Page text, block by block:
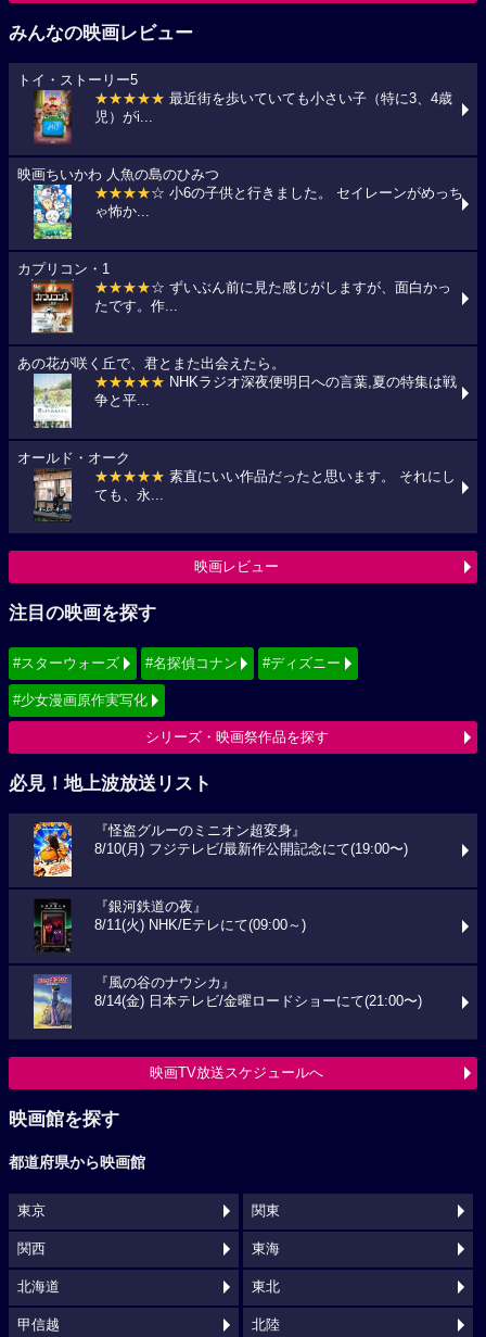
みんなの映画レビュー
トイ・ストーリー5
★★★★★ 最近街を歩いていても小さい子（特に3、4歳
児）がi...
映画ちいかわ 人魚の島のひみつ
★★★★☆ 小6の子供と行きました。 セイレーンがめっち
ゃ怖か...
カプリコン・1
★★★★☆ ずいぶん前に見た感じがしますが、面白かっ
たです。作...
あの花が咲く丘で、君とまた出会えたら。
★★★★★ NHKラジオ深夜便明日への言葉,夏の特集は戦
争と平...
オールド・オーク
★★★★★ 素直にいい作品だったと思います。 それにし
ても、永...
映画レビュー
注目の映画を探す
#スターウォーズ #名探偵コナン #ディズニー
#少女漫画原作実写化
シリーズ・映画祭作品を探す
必見！地上波放送リスト
『怪盗グルーのミニオン超変身』
8/10(月) フジテレビ/最新作公開記念にて(19:00〜)
『銀河鉄道の夜』
8/11(火) NHK/Eテレにて(09:00～)
『風の谷のナウシカ』
8/14(金) 日本テレビ/金曜ロードショーにて(21:00〜)
映画TV放送スケジュールへ
映画館を探す
都道府県から映画館
東京 関東
関西 東海
北海道 東北
甲信越 北陸